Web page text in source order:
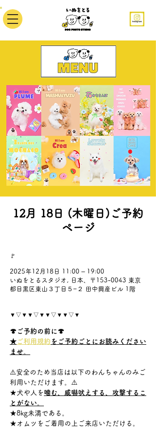
12月 18日 (木曜日)ご予約
ページ
🚩
2025年12月18日 11:00 – 19:00
いぬをとるスタジオ, 日本、〒153-0043 東京
都目黒区東山３丁目５−２ 田中興産ビル 1階
▼▽▼▼▽▼▼▽▼▼▽▼
🍄ご予約の前に🍄
★ ご利用規約 をご予約ごとにお読みください
ませ。
⚠️安全のため当店は以下のわんちゃんのみご
利用いただけます。⚠️
★犬や人を噛む、威嚇吠えする、攻撃するこ
とがない。
★8kg未満である。
★オムツをご着用の上ご来店いただける。